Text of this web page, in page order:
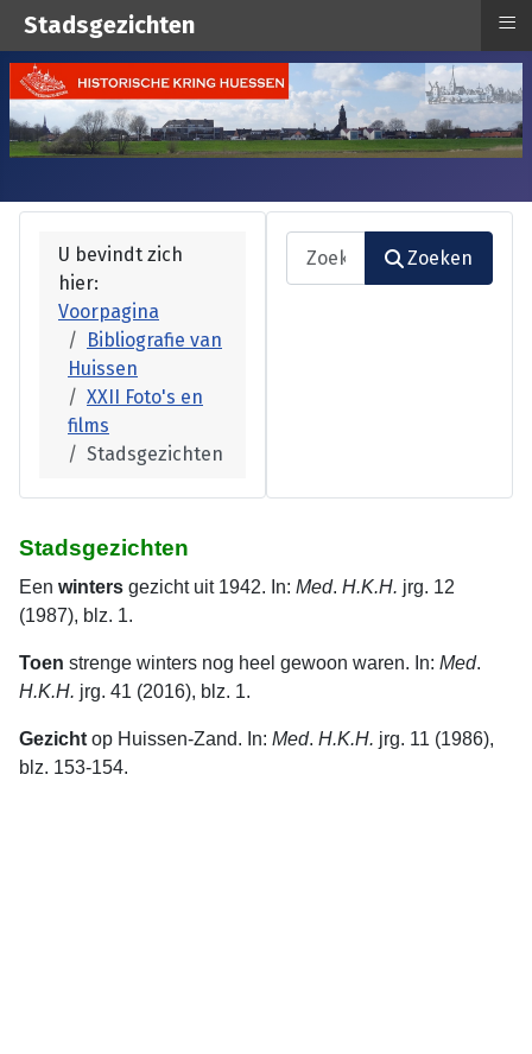
U bevindt zich
hier:
Voorpagina
Bibliografie van
Huissen
XXII Foto's en
films
Stadsgezichten
Zoeken
Zoeken
Stadsgezichten
Een winters gezicht uit 1942. In: Med. H.K.H. jrg. 12
(1987), blz. 1.
Toen strenge winters nog heel gewoon waren. In: Med.
H.K.H. jrg. 41 (2016), blz. 1.
Gezicht op Huissen-Zand. In: Med. H.K.H. jrg. 11 (1986),
blz. 153-154.
Stadsgezichten ≡